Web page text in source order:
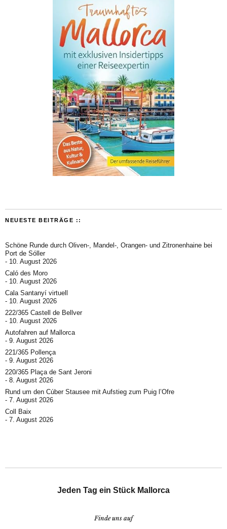
NEUESTE BEITRÄGE ::
Schöne Runde durch Oliven-, Mandel-, Orangen- und Zitronenhaine bei
Port de Sóller
10. August 2026
Caló des Moro
10. August 2026
Cala Santanyí virtuell
10. August 2026
222/365 Castell de Bellver
10. August 2026
Autofahren auf Mallorca
9. August 2026
221/365 Pollença
9. August 2026
220/365 Plaça de Sant Jeroni
8. August 2026
Rund um den Cúber Stausee mit Aufstieg zum Puig l’Ofre
7. August 2026
Coll Baix
7. August 2026
Jeden Tag ein Stück Mallorca
Finde uns auf